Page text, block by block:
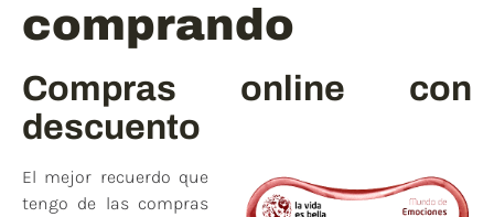
comprando
Compras online con
descuento
El mejor recuerdo que
tengo de las compras